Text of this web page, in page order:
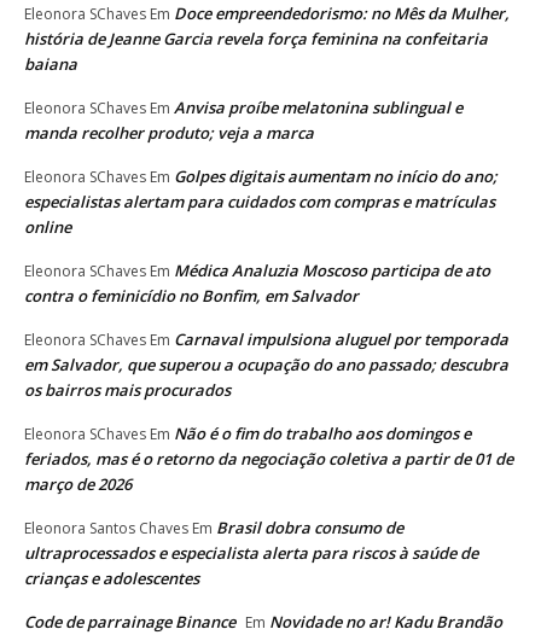
Eleonora SChaves Em Doce empreendedorismo: no Mês da Mulher,
história de Jeanne Garcia revela força feminina na confeitaria
baiana
Eleonora SChaves Em Anvisa proíbe melatonina sublingual e
manda recolher produto; veja a marca
Eleonora SChaves Em Golpes digitais aumentam no início do ano;
especialistas alertam para cuidados com compras e matrículas
online
Eleonora SChaves Em Médica Analuzia Moscoso participa de ato
contra o feminicídio no Bonfim, em Salvador
Eleonora SChaves Em Carnaval impulsiona aluguel por temporada
em Salvador, que superou a ocupação do ano passado; descubra
os bairros mais procurados
Eleonora SChaves Em Não é o fim do trabalho aos domingos e
feriados, mas é o retorno da negociação coletiva a partir de 01 de
março de 2026
Eleonora Santos Chaves Em Brasil dobra consumo de
ultraprocessados e especialista alerta para riscos à saúde de
crianças e adolescentes
Code de parrainage Binance Em Novidade no ar! Kadu Brandão